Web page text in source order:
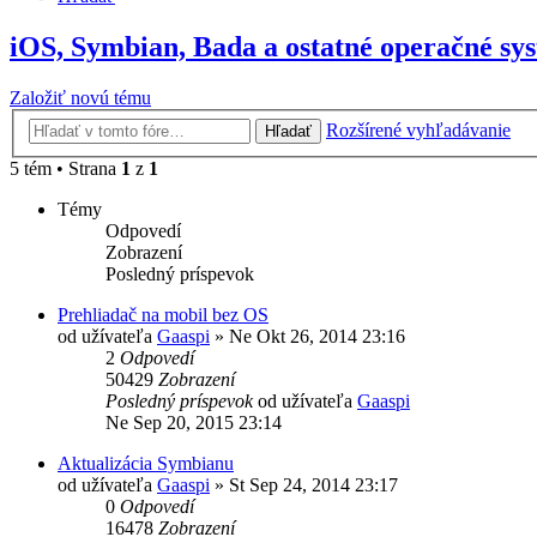
iOS, Symbian, Bada a ostatné operačné
Založiť novú tému
Hľadať
Rozšírené vyhľadávanie
5 tém • Strana 1 z 1
Témy
Odpovedí
Zobrazení
Posledný príspevok
Prehliadač na mobil bez OS
od užívateľa Gaaspi » Ne Okt 26, 2014 23:16
2 Odpovedí
50429 Zobrazení
Posledný príspevokod užívateľa Gaaspi
Ne Sep 20, 2015 23:14
Aktualizácia Symbianu
od užívateľa Gaaspi » St Sep 24, 2014 23:17
0 Odpovedí
16478 Zobrazení